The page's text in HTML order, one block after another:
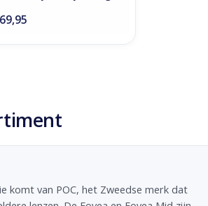
komt van POC, het Zweedse merk dat